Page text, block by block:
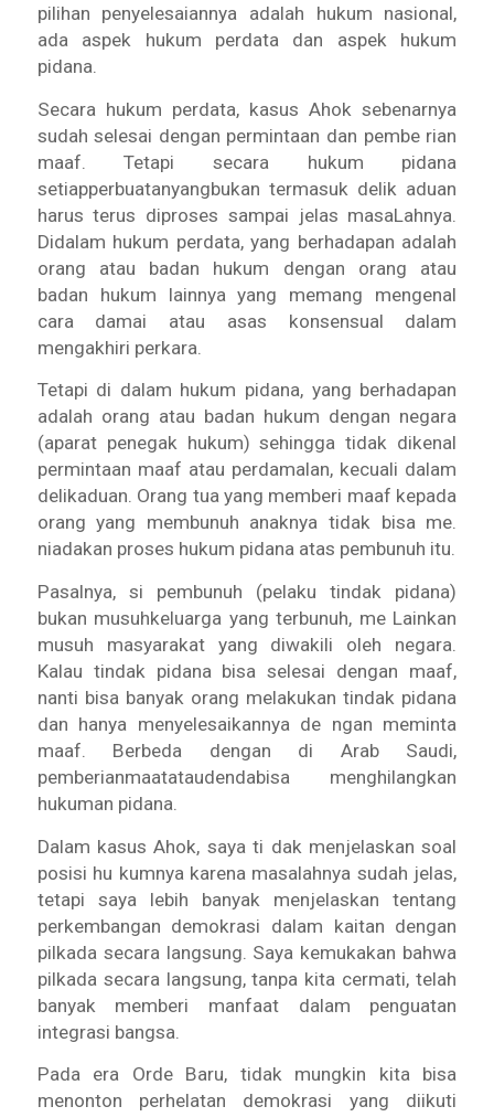
pilihan penyelesaiannya adalah hukum nasional,
ada aspek hukum perdata dan aspek hukum
pidana.
Secara hukum perdata, kasus Ahok sebenarnya
sudah selesai dengan permintaan dan pembe rian
maaf. Tetapi secara hukum pidana
setiapperbuatanyangbukan termasuk delik aduan
harus terus diproses sampai jelas masaLahnya.
Didalam hukum perdata, yang berhadapan adalah
orang atau badan hukum dengan orang atau
badan hukum lainnya yang memang mengenal
cara damai atau asas konsensual dalam
mengakhiri perkara.
Tetapi di dalam hukum pidana, yang berhadapan
adalah orang atau badan hukum dengan negara
(aparat penegak hukum) sehingga tidak dikenal
permintaan maaf atau perdamalan, kecuali dalam
delikaduan. Orang tua yang memberi maaf kepada
orang yang membunuh anaknya tidak bisa me.
niadakan proses hukum pidana atas pembunuh itu.
Pasalnya, si pembunuh (pelaku tindak pidana)
bukan musuhkeluarga yang terbunuh, me Lainkan
musuh masyarakat yang diwakili oleh negara.
Kalau tindak pidana bisa selesai dengan maaf,
nanti bisa banyak orang melakukan tindak pidana
dan hanya menyelesaikannya de ngan meminta
maaf. Berbeda dengan di Arab Saudi,
pemberianmaatataudendabisa menghilangkan
hukuman pidana.
Dalam kasus Ahok, saya ti dak menjelaskan soal
posisi hu kumnya karena masalahnya sudah jelas,
tetapi saya lebih banyak menjelaskan tentang
perkembangan demokrasi dalam kaitan dengan
pilkada secara langsung. Saya kemukakan bahwa
pilkada secara langsung, tanpa kita cermati, telah
banyak memberi manfaat dalam penguatan
integrasi bangsa.
Pada era Orde Baru, tidak mungkin kita bisa
menonton perhelatan demokrasi yang diikuti